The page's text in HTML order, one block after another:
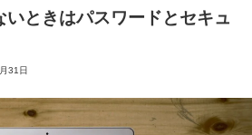
ときはパスワードとセキュ
31日